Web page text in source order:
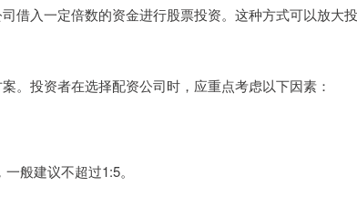
借入一定倍数的资金进行股票投资。这种方式可以放大
。投资者在选择配资公司时，应重点考虑以下因素：
般建议不超过1:5。